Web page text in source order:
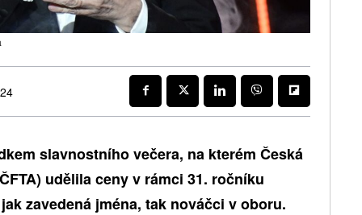
slavnostního večera, na kterém Česká
udělila ceny v rámci 31. ročníku
zavedená jména, tak nováčci v oboru.